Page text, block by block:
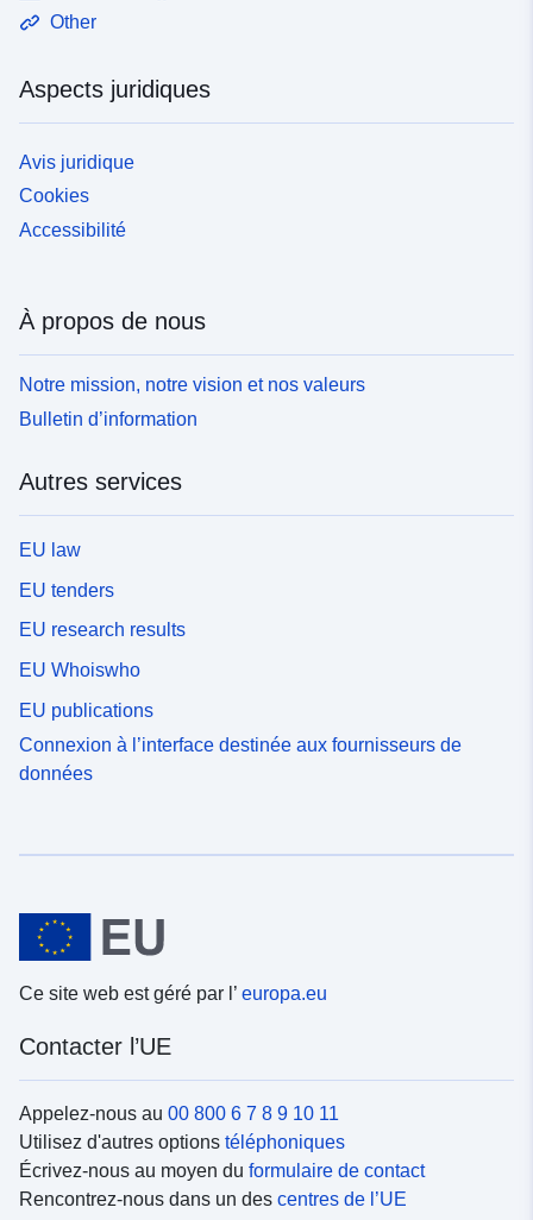
Other
Aspects juridiques
Avis juridique
Cookies
Accessibilité
À propos de nous
Notre mission, notre vision et nos valeurs
Bulletin d’information
Autres services
EU law
EU tenders
EU research results
EU Whoiswho
EU publications
Connexion à l’interface destinée aux fournisseurs de
données
Ce site web est géré par l’ europa.eu
Contacter l’UE
Appelez-nous au 00 800 6 7 8 9 10 11
Utilisez d'autres options téléphoniques
Écrivez-nous au moyen du formulaire de contact
Rencontrez-nous dans un des centres de l’UE